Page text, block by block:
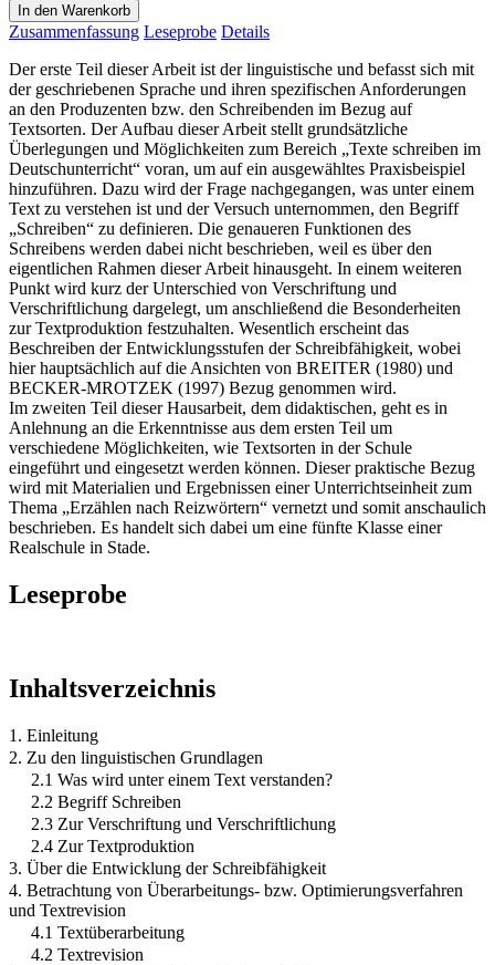
In den Warenkorb
Zusammenfassung Leseprobe Details
Der erste Teil dieser Arbeit ist der linguistische und befasst sich mit
der geschriebenen Sprache und ihren spezifischen Anforderungen
an den Produzenten bzw. den Schreibenden im Bezug auf
Textsorten. Der Aufbau dieser Arbeit stellt grundsätzliche
Überlegungen und Möglichkeiten zum Bereich „Texte schreiben im
Deutschunterricht“ voran, um auf ein ausgewähltes Praxisbeispiel
hinzuführen. Dazu wird der Frage nachgegangen, was unter einem
Text zu verstehen ist und der Versuch unternommen, den Begriff
„Schreiben“ zu definieren. Die genaueren Funktionen des
Schreibens werden dabei nicht beschrieben, weil es über den
eigentlichen Rahmen dieser Arbeit hinausgeht. In einem weiteren
Punkt wird kurz der Unterschied von Verschriftung und
Verschriftlichung dargelegt, um anschließend die Besonderheiten
zur Textproduktion festzuhalten. Wesentlich erscheint das
Beschreiben der Entwicklungsstufen der Schreibfähigkeit, wobei
hier hauptsächlich auf die Ansichten von BREITER (1980) und
BECKER-MROTZEK (1997) Bezug genommen wird.
Im zweiten Teil dieser Hausarbeit, dem didaktischen, geht es in
Anlehnung an die Erkenntnisse aus dem ersten Teil um
verschiedene Möglichkeiten, wie Textsorten in der Schule
eingeführt und eingesetzt werden können. Dieser praktische Bezug
wird mit Materialien und Ergebnissen einer Unterrichtseinheit zum
Thema „Erzählen nach Reizwörtern“ vernetzt und somit anschaulich
beschrieben. Es handelt sich dabei um eine fünfte Klasse einer
Realschule in Stade.
Leseprobe
Inhaltsverzeichnis
1. Einleitung
2. Zu den linguistischen Grundlagen
2.1 Was wird unter einem Text verstanden?
2.2 Begriff Schreiben
2.3 Zur Verschriftung und Verschriftlichung
2.4 Zur Textproduktion
3. Über die Entwicklung der Schreibfähigkeit
4. Betrachtung von Überarbeitungs- bzw. Optimierungsverfahren
und Textrevision
4.1 Textüberarbeitung
4.2 Textrevision